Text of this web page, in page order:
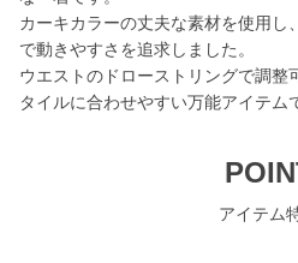
カーキカラーの丈夫な素材を使用し
で動きやすさを追求しました。
ウエストのドローストリングで調整
タイルに合わせやすい万能アイテム
アイテム